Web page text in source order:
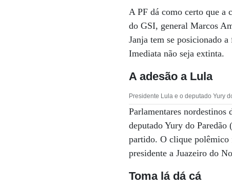
A PF dá como certo que a
do GSI, general Marcos
Janja tem se posicionado
Imediata não seja extinta.
A adesão a Lula
Presidente Lula e o deputado Yury
Parlamentares nordestinos
deputado Yury do
partido. O clique
presidente a Juazeiro do
Toma lá dá cá